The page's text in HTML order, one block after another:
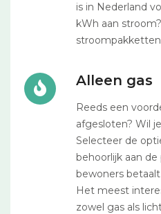
is in Nederland
kWh aan
stroompakketten
Alleen gas
Reeds een
afgesloten? Wil
Selecteer de
behoorlijk aan
bewoners
Het meest
zowel gas als